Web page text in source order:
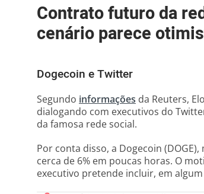
Contrato futuro da
cenário parece
Dogecoin e Twitter
Segundo informações da Reuters,
dialogando com executivos do
da famosa rede social.
Por conta disso, a Dogecoin
cerca de 6% em poucas horas. O
executivo pretende incluir, em